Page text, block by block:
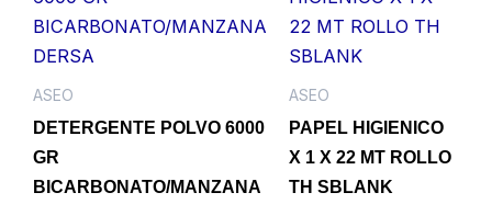
ASEO
DETERGENTE POLVO 6000
GR
BICARBONATO/MANZANA
ASEO
PAPEL HIGIENICO
X 1 X 22 MT ROLLO
TH SBLANK